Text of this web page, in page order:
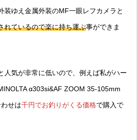
装ゆえ金属外装のMF一眼レフカメラと
れているので楽に持ち運ぶ事ができま
人気が非常に低いので、例えば私がハー
α303si&AF ZOOM 35-105mm
せは千円でお釣りがくる価格で購入で